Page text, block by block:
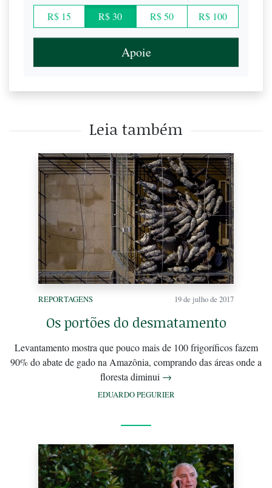
R$ 15 R$ 30 R$ 50 R$ 100
Apoie
Leia também
REPORTAGENS 19 de julho de 2017
Os portões do desmatamento
Levantamento mostra que pouco mais de 100 frigoríficos fazem
90% do abate de gado na Amazônia, comprando das áreas onde a
floresta diminui →
EDUARDO PEGURIER